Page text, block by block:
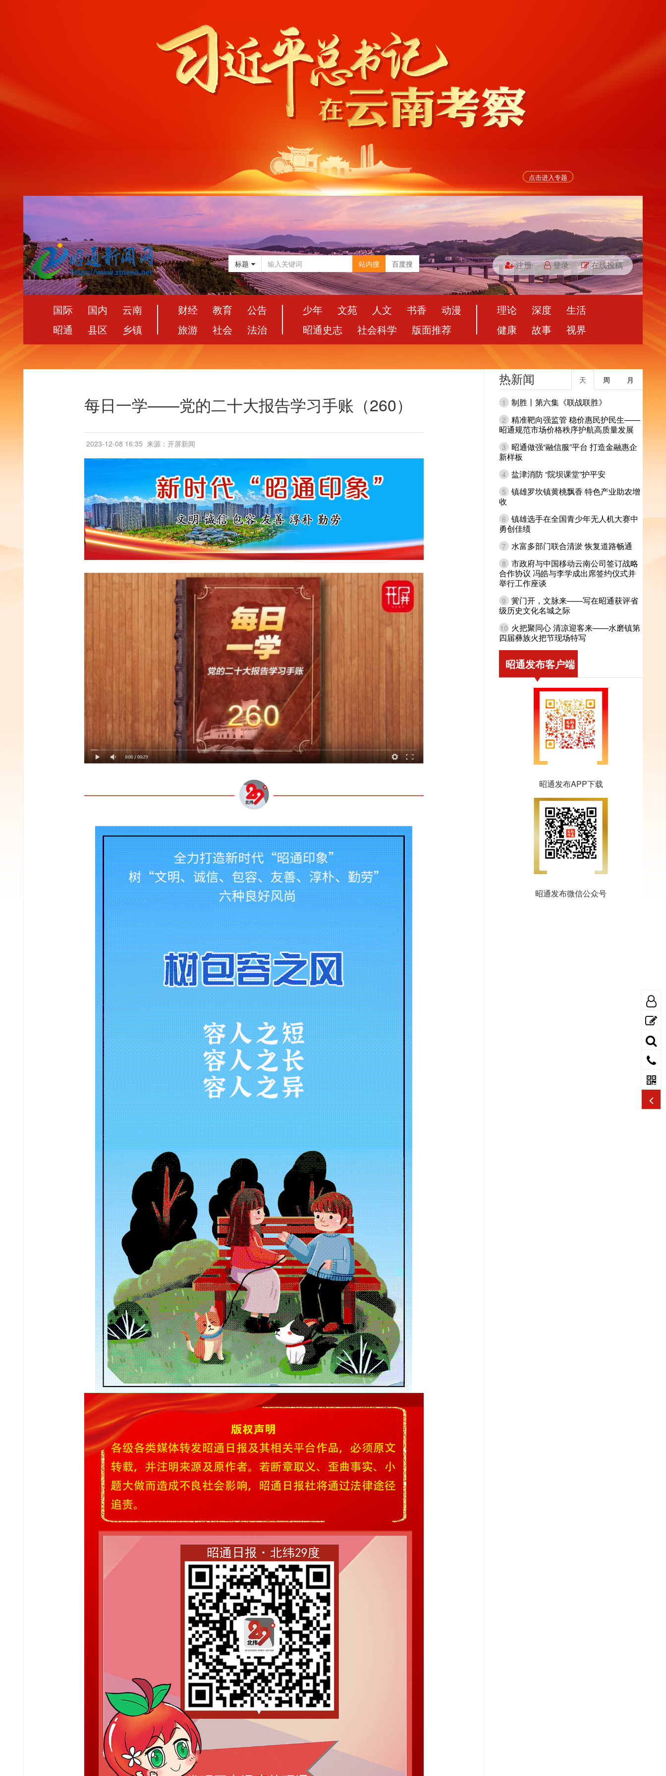
点击进入专题
标题 站内搜 百度搜 注册 登录 在线投稿
国际 国内
云南
昭通
县区 乡镇
财经 教育
公告
旅游
社会 法治
少年 文苑 人文 书香
动漫
昭通史志
社会科学 版面推荐
理论 深度
生活
健康
故事 视界
每日一学——党的二十大报告学习手账（260）
2023-12-08 16:35 来源：开屏新闻
热新闻 月
周
天
1 制胜丨第六集《联战联胜》
2 精准靶向强监管 稳价惠民护民生——
昭通规范市场价格秩序护航高质量发展
3
昭通做强“融信服”平台 打造金融惠企
新样板
4 盐津消防 “院坝课堂”护平安
5 镇雄罗坎镇黄桃飘香 特色产业助农增
收
6 镇雄选手在全国青少年无人机大赛中
勇创佳绩
7 水富多部门联合清淤 恢复道路畅通
8 市政府与中国移动云南公司签订战略
合作协议 冯皓与李学成出席签约仪式并
举行工作座谈
9 黉门开，文脉来——写在昭通获评省
级历史文化名城之际
10 火把聚同心 清凉迎客来——水磨镇第
四届彝族火把节现场特写
昭通发布客户端
昭通发布APP下载
昭通发布微信公众号